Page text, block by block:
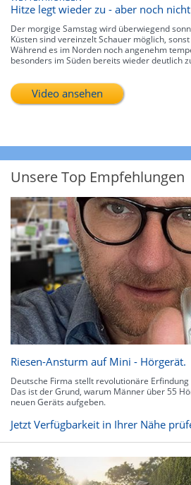
Hitze legt wieder zu - aber noch
Der morgige Samstag wird überwiegend
Küsten sind vereinzelt Schauer möglich,
Während es im Norden noch angenehm
besonders im Süden bereits wieder deutlich
Video ansehen
Unsere Top Empfehlungen
Riesen-Ansturm auf Mini - Hörgerät.
Deutsche Firma stellt revolutionäre
Das ist der Grund, warum Männer über 55
neuen Geräts aufgeben.
Jetzt Verfügbarkeit in Ihrer Nähe